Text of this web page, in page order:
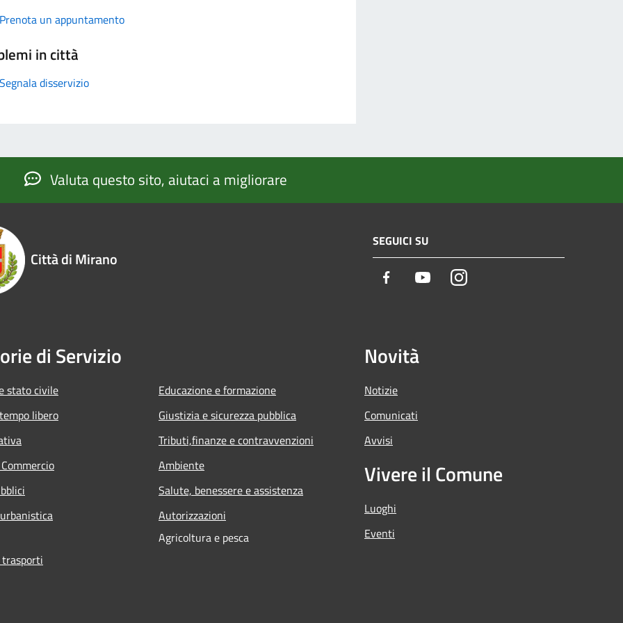
Prenota un appuntamento
in città
Segnala disservizio
Valuta questo sito, aiutaci a migliorare
Città di Mirano
SEGUICI SU
Facebook YoutubeInstagram
di Servizio
stato civile
libero
Educazione e formazione
Giustizia e sicurezza pubblica
Tributi,finanze e contravvenzioni
Ambiente
Salute, benessere e assistenza
Autorizzazioni
Agricoltura e pesca
Novità
Notizie
Comunicati
Avvisi
Vivere il Comune
Luoghi
Eventi